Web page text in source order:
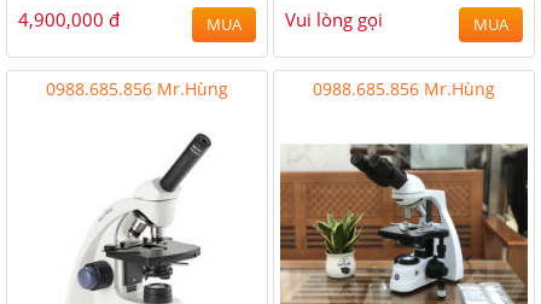
4,900,000 đ MUA Vui lòng gọi MUA
0988.685.856 Mr.Hùng 0988.685.856 Mr.Hùng